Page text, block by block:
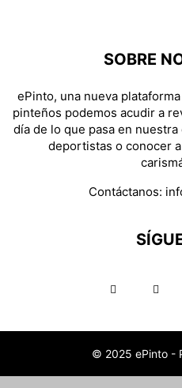
SOBRE
ePinto, una nueva
pinteños podemos acudir a
día de lo que pasa en
deportistas o conocer
Contáctanos:
© 2025 ePinto -